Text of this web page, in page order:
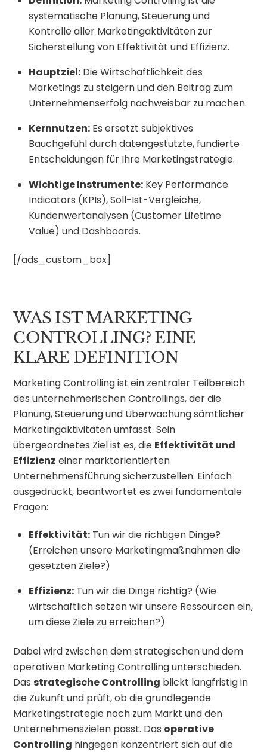
systematische Planung, Steuerung und
Kontrolle aller Marketingaktivitäten zur
Sicherstellung von Effektivität und Effizienz.
Hauptziel: Die Wirtschaftlichkeit des
Marketings zu steigern und den Beitrag zum
Unternehmenserfolg nachweisbar zu machen.
Kernnutzen: Es ersetzt subjektives
Bauchgefühl durch datengestützte, fundierte
Entscheidungen für Ihre Marketingstrategie.
Wichtige Instrumente: Key Performance
Indicators (KPIs), Soll-Ist-Vergleiche,
Kundenwertanalysen (Customer Lifetime
Value) und Dashboards.
[/ads_custom_box]
WAS IST MARKETING
CONTROLLING? EINE
KLARE DEFINITION
Marketing Controlling ist ein zentraler Teilbereich
des unternehmerischen Controllings, der die
Planung, Steuerung und Überwachung sämtlicher
Marketingaktivitäten umfasst. Sein
übergeordnetes Ziel ist es, die Effektivität und
Effizienz einer marktorientierten
Unternehmensführung sicherzustellen. Einfach
ausgedrückt, beantwortet es zwei fundamentale
Fragen:
Effektivität: Tun wir die richtigen Dinge?
(Erreichen unsere Marketingmaßnahmen die
gesetzten Ziele?)
Effizienz: Tun wir die Dinge richtig? (Wie
wirtschaftlich setzen wir unsere Ressourcen ein,
um diese Ziele zu erreichen?)
Dabei wird zwischen dem strategischen und dem
operativen Marketing Controlling unterschieden.
Das strategische Controlling blickt langfristig in
die Zukunft und prüft, ob die grundlegende
Marketingstrategie noch zum Markt und den
Unternehmenszielen passt. Das operative
Controlling hingegen konzentriert sich auf die